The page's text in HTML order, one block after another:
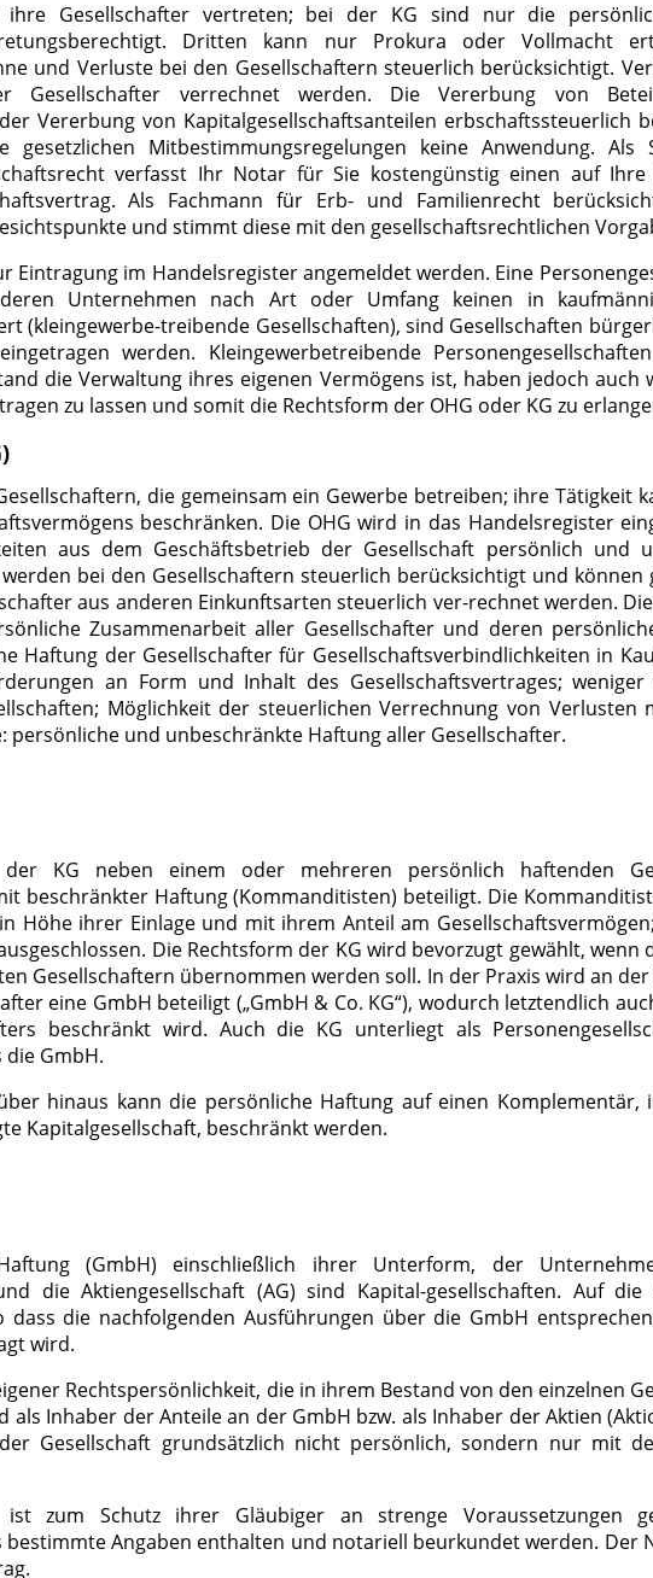
ihre Gesellschafter vertreten; bei der KG sind nur die
Dritten kann nur Prokura oder Vollmacht
und Verluste bei den Gesellschaftern steuerlich berücksichtigt.
verrechnet werden. Die Vererbung von
Vererbung von Kapitalgesellschaftsanteilen erbschaftssteuerlich
gesetzlichen Mitbestimmungsregelungen keine Anwendung. Als
verfasst Ihr Notar für Sie kostengünstig einen auf Ihre
Als Fachmann für Erb- und Familienrecht
und stimmt diese mit den gesellschaftsrechtlichen
Eintragung im Handelsregister angemeldet werden. Eine
Unternehmen nach Art oder Umfang keinen in
(kleingewerbe-treibende Gesellschaften), sind Gesellschaften
werden. Kleingewerbetreibende
die Verwaltung ihres eigenen Vermögens ist, haben jedoch auch
zu lassen und somit die Rechtsform der OHG oder KG zu
die gemeinsam ein Gewerbe betreiben; ihre Tätigkeit
beschränken. Die OHG wird in das Handelsregister
aus dem Geschäftsbetrieb der Gesellschaft persönlich und
bei den Gesellschaftern steuerlich berücksichtigt und können
aus anderen Einkunftsarten steuerlich ver-rechnet werden.
Zusammenarbeit aller Gesellschafter und deren
Haftung der Gesellschafter für Gesellschaftsverbindlichkeiten in
an Form und Inhalt des Gesellschaftsvertrages; weniger
Möglichkeit der steuerlichen Verrechnung von Verlusten
persönliche und unbeschränkte Haftung aller Gesellschafter.
KG neben einem oder mehreren persönlich haftenden
beschränkter Haftung (Kommanditisten) beteiligt. Die
Höhe ihrer Einlage und mit ihrem Anteil am
Die Rechtsform der KG wird bevorzugt gewählt, wenn
Gesellschaftern übernommen werden soll. In der Praxis wird an der
eine GmbH beteiligt („GmbH & Co. KG“), wodurch letztendlich
beschränkt wird. Auch die KG unterliegt als
GmbH.
hinaus kann die persönliche Haftung auf einen Komplementär,
Kapitalgesellschaft, beschränkt werden.
(GmbH) einschließlich ihrer Unterform, der
die Aktiengesellschaft (AG) sind Kapital-gesellschaften. Auf
die nachfolgenden Ausführungen über die GmbH
wird.
Rechtspersönlichkeit, die in ihrem Bestand von den einzelnen
als Inhaber der Anteile an der GmbH bzw. als Inhaber der Aktien
Gesellschaft grundsätzlich nicht persönlich, sondern nur mit
zum Schutz ihrer Gläubiger an strenge Voraussetzungen
bestimmte Angaben enthalten und notariell beurkundet werden. Der